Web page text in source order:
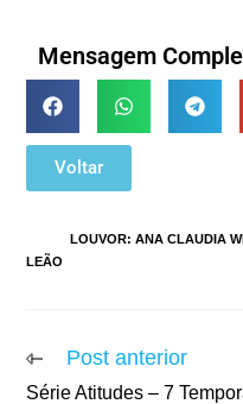
Mensagem
Voltar
:LOUVOR: ANA CLAUDIA
LEÃO
Post anterior
Série Atitudes – 7